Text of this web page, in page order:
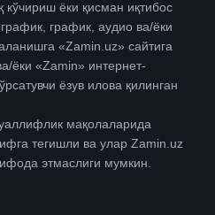
ёки қисман иқтибос
график, аудио ва/ёки
«Zamin.uz» сайтига
ёки «Zamin» интернет-
ёзув илова қилинган
мақолаларида
тегишли ва улар Zamin.uz
этмаслиги мумкин.